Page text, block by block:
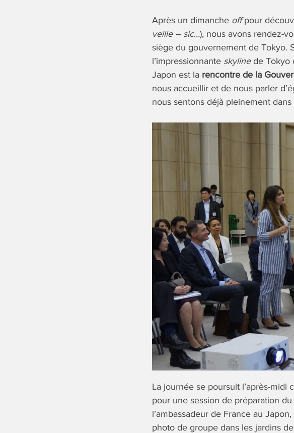
Après un dimanche offpour
veille – sic…), nous avons rendez-
siège du gouvernement de Tokyo.
l’impressionnante skylinede Tokyo
Japon est la rencontre de la
nous accueillir et de nous parler
nous sentons déjà pleinement
La journée se poursuit l’après-midi
pour une session de préparation
l’ambassadeur de France au
photo de groupe dans les jardins de